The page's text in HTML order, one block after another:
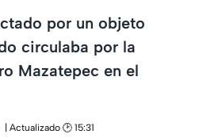
por un objeto
circulaba por la
Mazatepec en el
| Actualizado 🕑 15:31